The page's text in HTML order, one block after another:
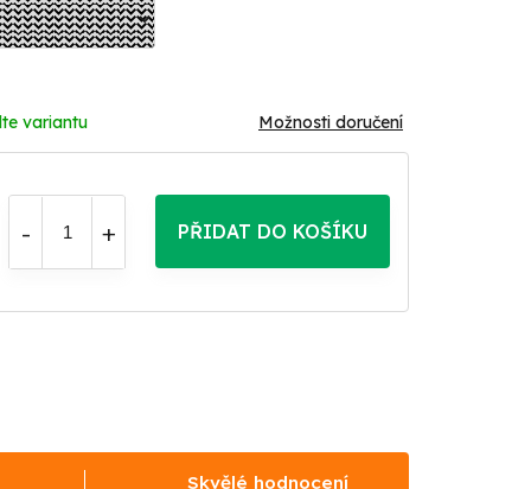
variantu Možnosti doručení
PŘIDAT DO KOŠÍKU
Skvělé hodnocení